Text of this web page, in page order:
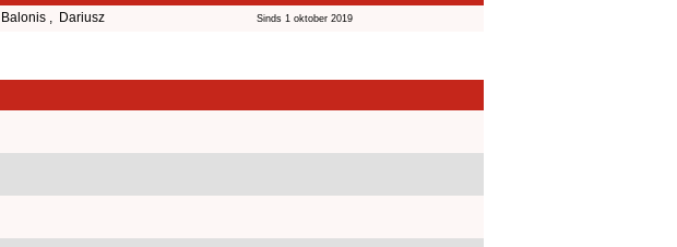
Balonis , Dariusz Sinds 1 oktober 2019